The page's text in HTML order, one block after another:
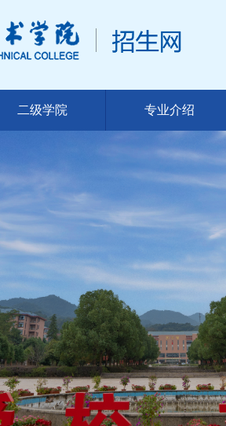
二级学院 专业介绍